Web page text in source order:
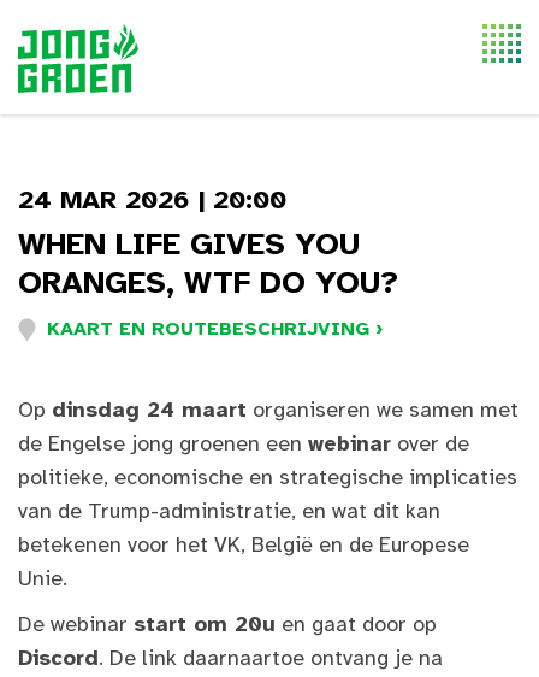
24 MAR 2026 | 20:00
WHEN LIFE GIVES YOU
ORANGES, WTF DO YOU?
KAART EN ROUTEBESCHRIJVING ›
Op dinsdag 24 maart organiseren we samen met
de Engelse jong groenen een webinar over de
politieke, economische en strategische implicaties
van de Trump-administratie, en wat dit kan
betekenen voor het VK, België en de Europese
Unie.
De webinar start om 20u en gaat door op
Discord. De link daarnaartoe ontvang je na